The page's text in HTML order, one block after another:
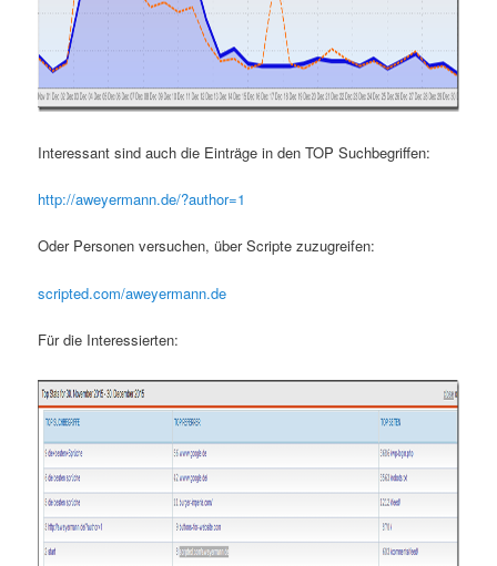
Interessant sind auch die Einträge in den TOP Suchbegriffen:
http://aweyermann.de/?author=1
Oder Personen versuchen, über Scripte zuzugreifen:
scripted.com/aweyermann.de
Für die Interessierten: